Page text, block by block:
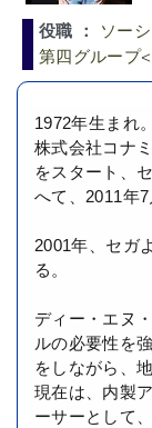
役職 ：
ソー
第四グループ
1972年生まれ。
株式会社コナ
をスタート、
へて、2011年
2001年、セガ
る。
ディー・エヌ
ルの必要性を
をしながら、
現在は、内製
ーサーとして